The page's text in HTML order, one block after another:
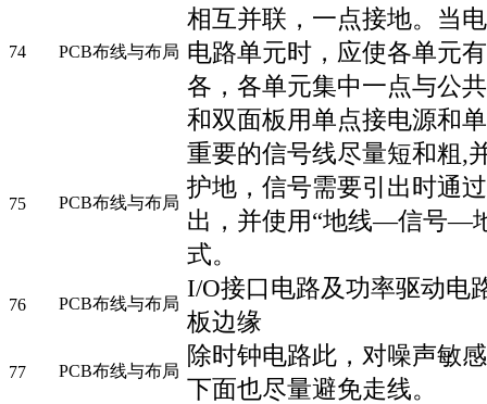
74 PCB布线与布局
相互并联，一点接地。当
电路单元时，应使各单元
各，各单元集中一点与公
和双面板用单点接电源和
75 PCB布线与布局
重要的信号线尽量短和粗,
护地，信号需要引出时通
出，并使用“地线—信号—
式。
76 PCB布线与布局
I/O接口电路及功率驱动电
板边缘
77 PCB布线与布局
除时钟电路此，对噪声敏
下面也尽量避免走线。